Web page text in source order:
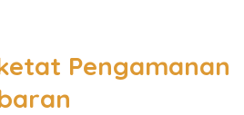
Pengamanan